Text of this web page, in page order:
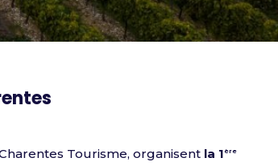
Tourisme, organisent la 1 ère